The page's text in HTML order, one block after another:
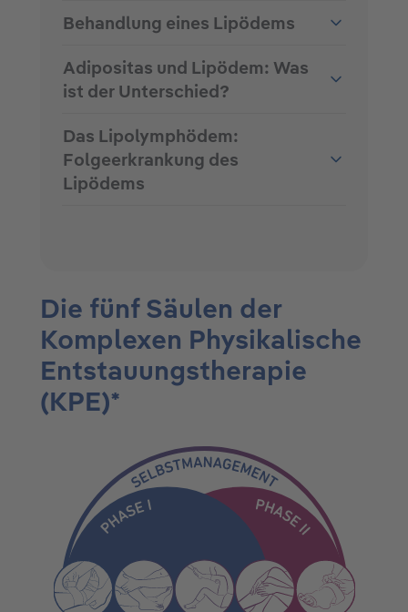
Behandlung eines Lipödems
Adipositas und Lipödem: Was
ist der Unterschied?
Das Lipolymphödem:
Folgeerkrankung des
Lipödems
Die fünf Säulen der
Komplexen Physikalische
Entstauungstherapie
(KPE)*